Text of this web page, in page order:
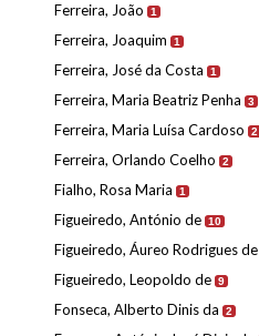
Ferreira, João 1
Ferreira, Joaquim 1
Ferreira, José da Costa 1
Ferreira, Maria Beatriz Penha 3
Ferreira, Maria Luísa Cardoso 2
Ferreira, Orlando Coelho 2
Fialho, Rosa Maria 1
Figueiredo, António de 10
Figueiredo, Áureo Rodrigues de
Figueiredo, Leopoldo de 9
Fonseca, Alberto Dinis da 2